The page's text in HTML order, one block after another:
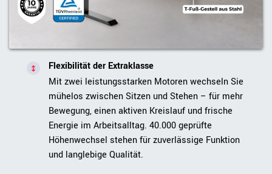
Flexibilität der Extraklasse
Mit zwei leistungsstarken Motoren wechseln Sie
mühelos zwischen Sitzen und Stehen – für mehr
Bewegung, einen aktiven Kreislauf und frische
Energie im Arbeitsalltag. 40.000 geprüfte
Höhenwechsel stehen für zuverlässige Funktion
und langlebige Qualität.